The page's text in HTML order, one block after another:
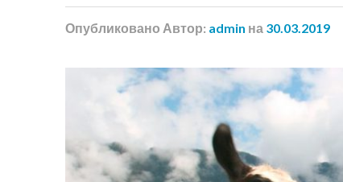
Опубликовано Автор: admin на 30.03.2019